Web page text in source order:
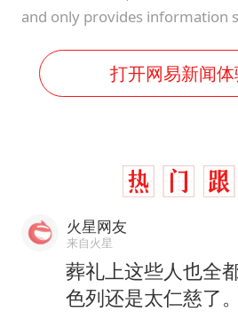
and only provides information
打开网易新闻
火星网友
来自火星
葬礼上这些人也全
色列还是太仁慈了。